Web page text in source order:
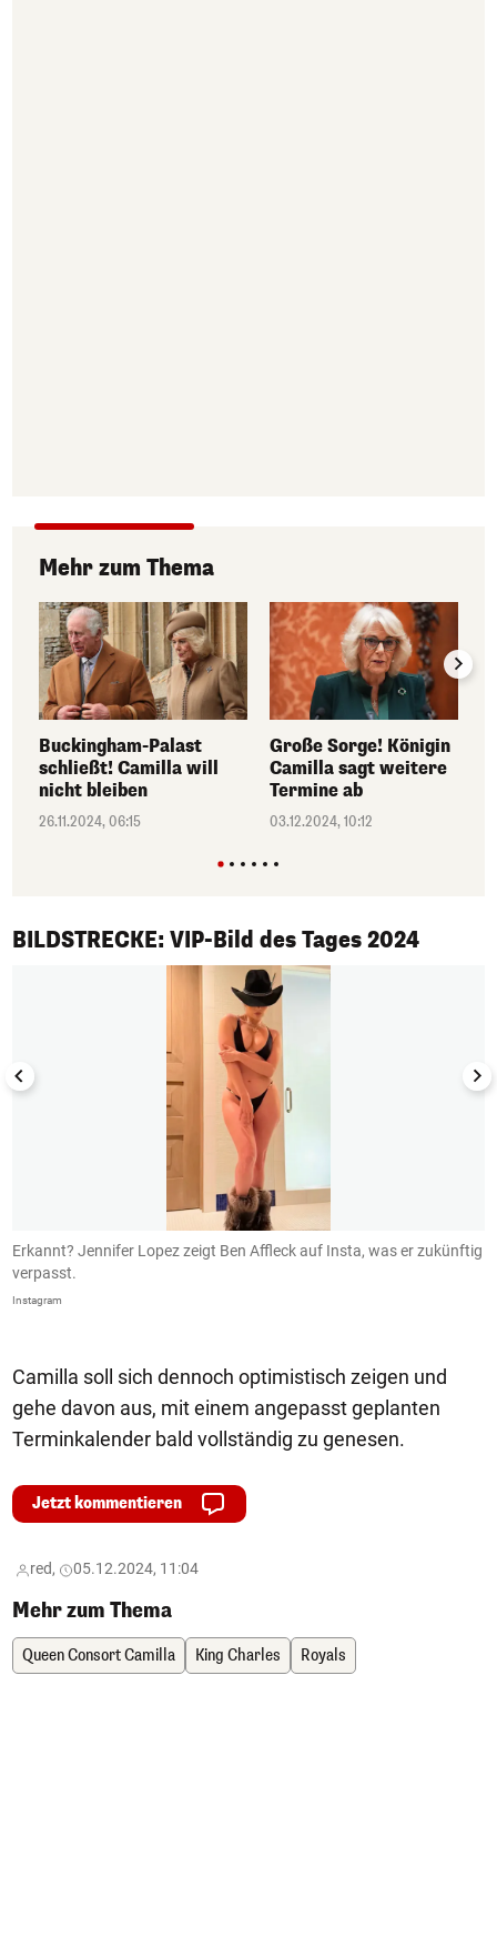
Mehr zum Thema
Buckingham-Palast
schließt! Camilla will
nicht bleiben
26.11.2024, 06:15
Große Sorge! Königin
Camilla sagt weitere
Termine ab
03.12.2024, 10:12
BILDSTRECKE: VIP-Bild des Tages 2024
1/50
Erkannt? Jennifer Lopez zeigt Ben Affleck auf Insta, was er zukünftig
verpasst.
Instagram
Camilla soll sich dennoch optimistisch zeigen und
gehe davon aus, mit einem angepasst geplanten
Terminkalender bald vollständig zu genesen.
Jetzt kommentieren
red, 05.12.2024, 11:04
Mehr zum Thema
Queen Consort Camilla King Charles Royals